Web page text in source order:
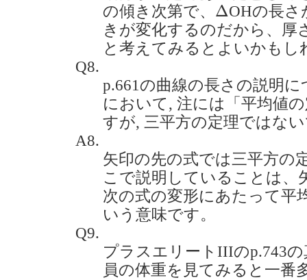
の傾き次第で、 Δ
Δ OHの長さ
きが変化するのだから、厚
と考えてみるとよいかもし
Q8.
p.661の曲線の長さの説明
において, 注には「平均値
すが, 三平方の定理ではな
A8.
矢印の先の式では三平方の
こで説明していることは、
次の式の変形にあたって平
いう意味です。
Q9.
プラスエリートIIIのp.743
員の体重を見てみると一番